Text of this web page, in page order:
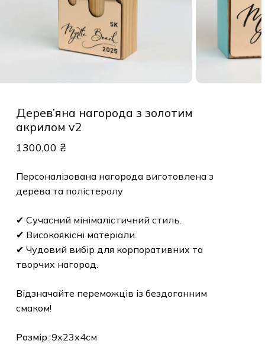
Дерев’яна нагорода з золотим
акрилом v2
1300,00 ₴
Персоналізована нагорода виготовлена з
дерева та полістеролу
✔ Сучасний мінімалістичний стиль.
✔ Високоякісні матеріали.
✔ Чудовий вибір для корпоративних та
творчих нагород.
Відзначайте переможців із бездоганним
смаком!
Розмір: 9х23х4см